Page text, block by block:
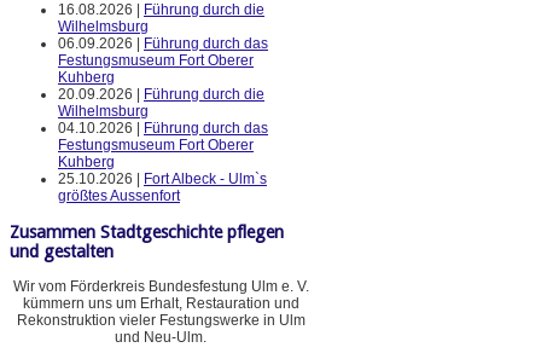
16.08.2026 |
Führung durch die
Wilhelmsburg
06.09.2026 |
Führung durch das
Festungsmuseum Fort Oberer
Kuhberg
20.09.2026 |
Führung durch die
Wilhelmsburg
04.10.2026 |
Führung durch das
Festungsmuseum Fort Oberer
Kuhberg
25.10.2026 |
Fort Albeck - Ulm`s
größtes Aussenfort
Zusammen Stadtgeschichte pflegen
und gestalten
Wir vom Förderkreis Bundesfestung Ulm e. V.
kümmern uns um Erhalt, Restauration und
Rekonstruktion vieler Festungswerke in Ulm
und Neu-Ulm.